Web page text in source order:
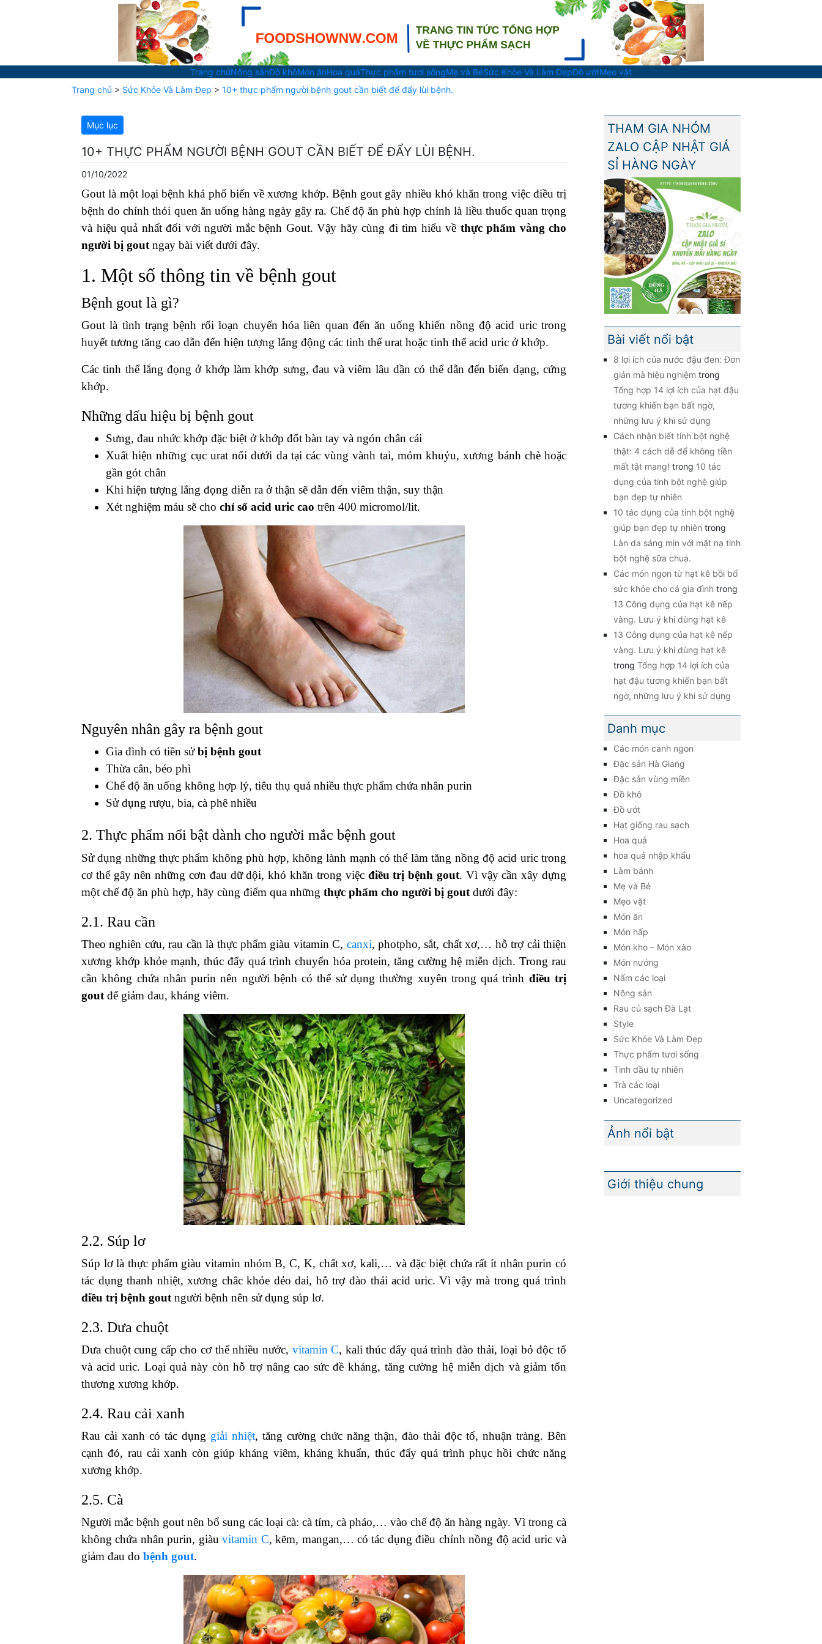
Trang chủNông sảnĐồ khôMón ănHoa quảThực phẩm tươi sốngMẹ và BéSức Khỏe Và Làm ĐẹpĐồ ướtMẹo vặt
Trang chủ > Sức Khỏe Và Làm Đẹp > 10+ thực phẩm người bệnh gout cần biết để đẩy lùi bệnh.
Mục lục
10+ THỰC PHẨM NGƯỜI BỆNH GOUT CẦN BIẾT ĐỂ ĐẨY LÙI BỆNH.
01/10/2022
Gout là một loại bệnh khá phổ biến về xương khớp. Bệnh gout gây nhiều khó khăn trong việc điều trị
bệnh do chính thói quen ăn uống hàng ngày gây ra. Chế độ ăn phù hợp chính là liều thuốc quan trọng
và hiệu quả nhất đối với người mắc bệnh Gout. Vậy hãy cùng đi tìm hiểu về thực phẩm vàng cho
người bị gout ngay bài viết dưới đây.
1. Một số thông tin về bệnh gout
Bệnh gout là gì?
Gout là tình trạng bệnh rối loạn chuyển hóa liên quan đến ăn uống khiến nồng độ acid uric trong
huyết tương tăng cao dẫn đến hiện tượng lắng động các tinh thể urat hoặc tinh thể acid uric ở khớp.
Các tinh thể lắng đọng ở khớp làm khớp sưng, đau và viêm lâu dần có thể dẫn đến biến dạng, cứng
khớp.
Những dấu hiệu bị bệnh gout
Sưng, đau nhức khớp đặc biệt ở khớp đốt bàn tay và ngón chân cái
Xuất hiện những cục urat nổi dưới da tại các vùng vành tai, mỏm khuỷu, xương bánh chè hoặc
gần gót chân
Khi hiện tượng lắng đọng diễn ra ở thận sẽ dẫn đến viêm thận, suy thận
Xét nghiệm máu sẽ cho chỉ số acid uric cao trên 400 micromol/lit.
Nguyên nhân gây ra bệnh gout
Gia đình có tiền sửbị bệnh gout
Thừa cân, béo phì
Chế độ ăn uống không hợp lý, tiêu thụ quá nhiều thực phẩm chứa nhân purin
Sử dụng rượu, bia, cà phê nhiều
2. Thực phẩm nổi bật dành cho người mắc bệnh gout
Sử dụng những thực phẩm không phù hợp, không lành mạnh có thể làm tăng nồng độ acid uric trong
cơ thể gây nên những cơn đau dữ dội, khó khăn trong việc điều trị bệnh gout. Vì vậy cần xây dựng
một chế độ ăn phù hợp, hãy cùng điểm qua những thực phẩm cho người bị gout dưới đây:
2.1. Rau cần
Theo nghiên cứu, rau cần là thực phẩm giàu vitamin C, canxi, photpho, sắt, chất xơ,… hỗ trợ cải thiện
xương khớp khỏe mạnh, thúc đẩy quá trình chuyển hóa protein, tăng cường hệ miễn dịch. Trong rau
cần không chứa nhân purin nên người bệnh có thể sử dụng thường xuyên trong quá trình điều trị
gout để giảm đau, kháng viêm.
2.2. Súp lơ
Súp lơ là thực phẩm giàu vitamin nhóm B, C, K, chất xơ, kali,… và đặc biệt chứa rất ít nhân purin có
tác dụng thanh nhiệt, xương chắc khỏe dẻo dai, hỗ trợ đào thải acid uric. Vì vậy mà trong quá trình
điều trị bệnh gout người bệnh nên sử dụng súp lơ.
2.3. Dưa chuột
Dưa chuột cung cấp cho cơ thể nhiều nước, vitamin C, kali thúc đẩy quá trình đào thải, loại bỏ độc tố
và acid uric. Loại quả này còn hỗ trợ nâng cao sức đề kháng, tăng cường hệ miễn dịch và giảm tổn
thương xương khớp.
2.4. Rau cải xanh
Rau cải xanh có tác dụng giải nhiệt, tăng cường chức năng thận, đào thải độc tố, nhuận tràng. Bên
cạnh đó, rau cải xanh còn giúp kháng viêm, kháng khuẩn, thúc đẩy quá trình phục hồi chức năng
xương khớp.
2.5. Cà
Người mắc bệnh gout nên bổ sung các loại cà: cà tím, cà pháo,… vào chế độ ăn hàng ngày. Vì trong cà
không chứa nhân purin, giàu vitamin C, kẽm, mangan,… có tác dụng điều chỉnh nồng độ acid uric và
giảm đau do bệnh gout.
THAM GIA NHÓM
ZALO CẬP NHẬT GIÁ
SỈ HÀNG NGÀY
Bài viết nổi bật
8 lợi ích của nước đậu đen: Đơn
giản mà hiệu nghiệm trong
Tổng hợp 14 lợi ích của hạt đậu
tương khiến bạn bất ngờ,
những lưu ý khi sử dụng
Cách nhận biết tinh bột nghệ
thật: 4 cách dễ để không tiền
mất tật mang! trong 10 tác
dụng của tinh bột nghệ giúp
bạn đẹp tự nhiên
10 tác dụng của tinh bột nghệ
giúp bạn đẹp tự nhiên trong
Làn da sáng mịn với mặt nạ tinh
bột nghệ sữa chua.
Các món ngon từ hạt kê bồi bổ
sức khỏe cho cả gia đình trong
13 Công dụng của hạt kê nếp
vàng. Lưu ý khi dùng hạt kê
13 Công dụng của hạt kê nếp
vàng. Lưu ý khi dùng hạt kê
trong Tổng hợp 14 lợi ích của
hạt đậu tương khiến bạn bất
ngờ, những lưu ý khi sử dụng
Danh mục
Các món canh ngon
Đặc sản Hà Giang
Đặc sản vùng miền
Đồ khô
Đồ ướt
Hạt giống rau sạch
Hoa quả
hoa quả nhập khẩu
Làm bánh
Mẹ và Bé
Mẹo vặt
Món ăn
Món hấp
Món kho – Món xào
Món nướng
Nấm các loại
Nông sản
Rau củ sạch Đà Lạt
Style
Sức Khỏe Và Làm Đẹp
Thực phẩm tươi sống
Tinh dầu tự nhiên
Trà các loại
Uncategorized
Ảnh nổi bật
Giới thiệu chung